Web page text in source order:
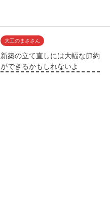
大工のまささん
新築の立て直しには大幅な節約
ができるかもしれないよ